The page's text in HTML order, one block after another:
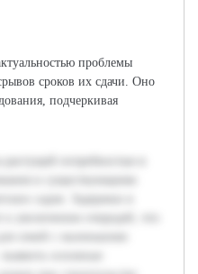
проблемы
сроков их сдачи. Оно
подчеркивая